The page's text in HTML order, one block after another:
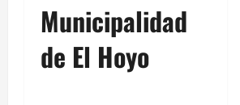
Municipalidad
de El Hoyo